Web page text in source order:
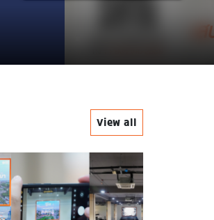
.
View all